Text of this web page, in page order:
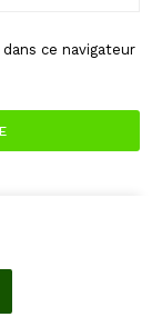
ce navigateur